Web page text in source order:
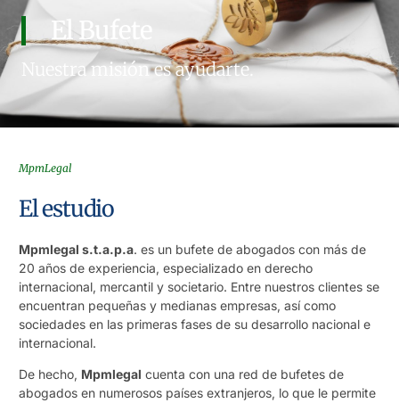
El Bufete
Nuestra misión es ayudarte.
MpmLegal
El estudio
Mpmlegal s.t.a.p.a. es un bufete de abogados con más de
20 años de experiencia, especializado en derecho
internacional, mercantil y societario. Entre nuestros clientes se
encuentran pequeñas y medianas empresas, así como
sociedades en las primeras fases de su desarrollo nacional e
internacional.
De hecho, Mpmlegal cuenta con una red de bufetes de
abogados en numerosos países extranjeros, lo que le permite